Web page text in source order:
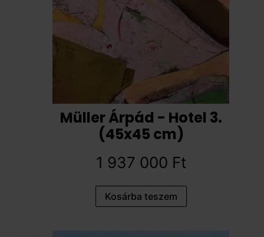
Müller Árpád - Hotel 3.
(45x45 cm)
1 937 000 Ft
Kosárba teszem